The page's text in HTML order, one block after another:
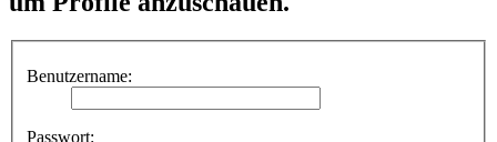
Benutzername:
Passwort: